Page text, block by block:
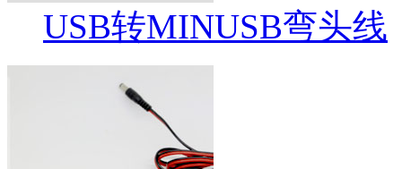
USB转MINUSB弯头线